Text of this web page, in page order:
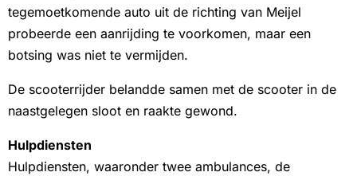
tegemoetkomende auto uit de richting van Meijel
probeerde een aanrijding te voorkomen, maar een
botsing was niet te vermijden.
De scooterrijder belandde samen met de scooter in de
naastgelegen sloot en raakte gewond.
Hulpdiensten
Hulpdiensten, waaronder twee ambulances, de